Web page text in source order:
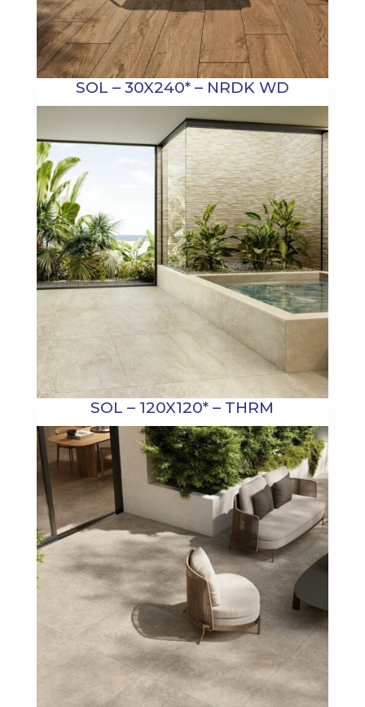
SOL – 30X240* – NRDK WD
SOL – 120X120* – THRM